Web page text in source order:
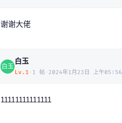
谢谢大佬
白玉
白玉
Lv. 1 · 1 帖 · 2024年1月23日 上午05:56
11111111111111